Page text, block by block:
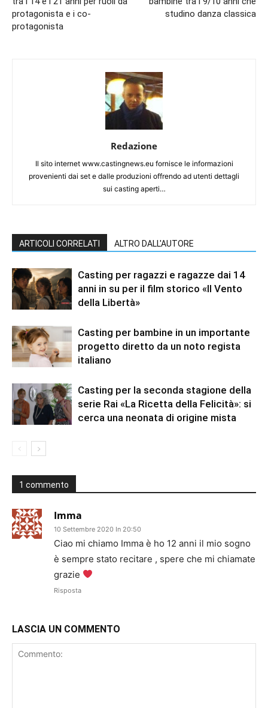
protagonista e i co-
protagonista
studino danza classica
Redazione
Il sito internet www.castingnews.eu fornisce le informazioni
provenienti dai set e dalle produzioni offrendo ad utenti dettagli
sui casting aperti…
ARTICOLI CORRELATI ALTRO DALL'AUTORE
Casting per ragazzi e ragazze dai 14
anni in su per il film storico «Il Vento
della Libertà»
Casting per bambine in un importante
progetto diretto da un noto regista
italiano
Casting per la seconda stagione della
serie Rai «La Ricetta della Felicità»: si
cerca una neonata di origine mista
1 commento
Imma
10 Settembre 2020 In 20:50
Ciao mi chiamo Imma è ho 12 anni il mio sogno
è sempre stato recitare , spere che mi chiamate
grazie
Risposta
LASCIA UN COMMENTO